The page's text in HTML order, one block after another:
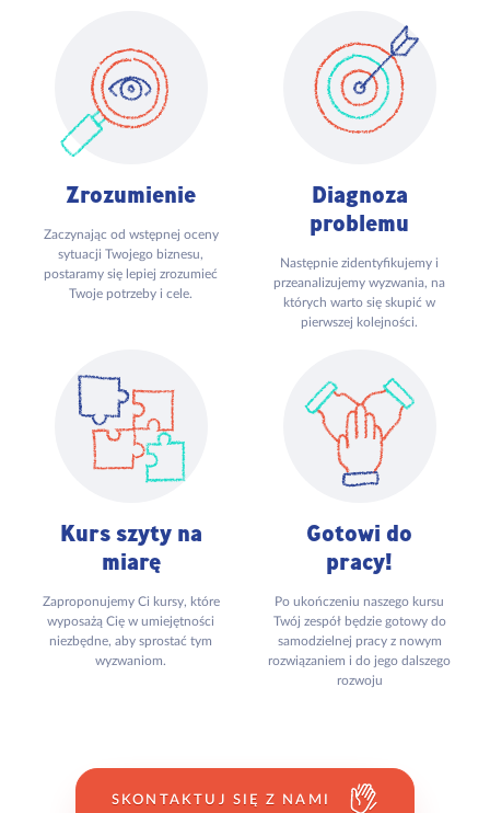
Zrozumienie
Zaczynając od wstępnej oceny
sytuacji Twojego biznesu,
postaramy się lepiej zrozumieć
Twoje potrzeby i cele.
Diagnoza
problemu
Następnie zidentyfikujemy i
przeanalizujemy wyzwania, na
których warto się skupić w
pierwszej kolejności.
Kurs szyty na
miarę
Zaproponujemy Ci kursy, które
wyposażą Cię w umiejętności
niezbędne, aby sprostać tym
wyzwaniom.
Gotowi do
pracy!
Po ukończeniu naszego kursu
Twój zespół będzie gotowy do
samodzielnej pracy z nowym
rozwiązaniem i do jego dalszego
rozwoju
SKONTAKTUJ SIĘ Z NAMI